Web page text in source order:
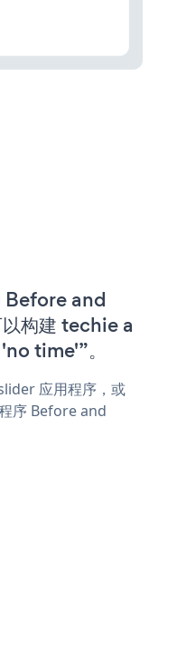
Before and
构建 techie a
time'”。
应用程序，或
序 Before and